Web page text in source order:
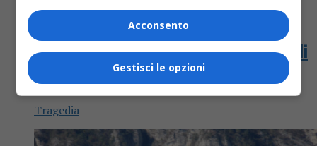
Fuori provincia
Travolto da una pedana con 750 chili di
carico, morto operaio 47enne
Tragedia
Acconsento
Gestisci le opzioni